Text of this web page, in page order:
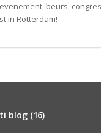
beurs,
in Rotterdam!
blog (16)